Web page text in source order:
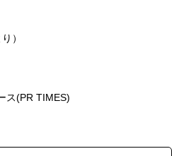
）
ス(PR TIMES)